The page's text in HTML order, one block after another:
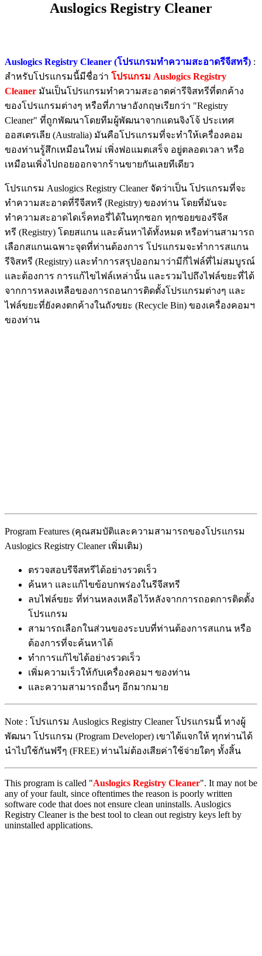
Auslogics Registry Cleaner
Auslogics Registry Cleaner (โปรแกรมทำความสะอาดรีจีสทรี) :
สำหรับโปรแกรมนี้มีชื่อว่า โปรแกรม Auslogics Registry
Cleaner มันเป็นโปรแกรมทำความสะอาดค่ารีจิสทรีที่ตกค้าง
ของโปรแกรมต่างๆ หรือที่ภาษาอังกฤษเรียกว่า "Registry
Cleaner" ที่ถูกพัฒนาโดยทีมผู้พัฒนาจากแดนจิงโจ้ ประเทศ
ออสเตรเลีย (Australia) มันคือโปรแกรมที่จะทำให้เครื่องคอม
ของท่านรู้สึกเหมือนใหม่ เพิ่งฟอแมตเสร็จ อยู่ตลอดเวลา หรือ
เหมือนเพิ่งไปถอยออกจากร้านขายกันเลยทีเดียว
โปรแกรม Auslogics Registry Cleaner จัดว่าเป็น โปรแกรมที่จะ
ทำความสะอาดที่รีจีสทรี (Registry) ของท่าน โดยที่มันจะ
ทำความสะอาดไดเร็คทอรี่ได้ในทุกซอก ทุกซอยของรีจีส
ทรี (Registry) โดยสแกน และค้นหาได้ทั้งหมด หรือท่านสามารถ
เลือกสแกนเฉพาะจุดที่ท่านต้องการ โปรแกรมจะทำการสแกน
รีจิสทรี (Registry) และทำการสรุปออกมาว่ามีกี่ไฟล์ที่ไม่สมบูรณ์
และต้องการ การแก้ไขไฟล์เหล่านั้น และรวมไปถึงไฟล์ขยะที่ได้
จากการหลงเหลือของการถอนการติดตั้งโปรแกรมต่างๆ และ
ไฟล์ขยะที่ยังคงตกค้างในถังขยะ (Recycle Bin) ของเครื่องคอมฯ
ของท่าน
Program Features (คุณสมบัติและความสามารถของโปรแกรม
Auslogics Registry Cleaner เพิ่มเติม)
ตรวจสอบรีจีสทรีได้อย่างรวดเร็ว
ค้นหา และแก้ไขข้อบกพร่องในรีจีสทรี
ลบไฟล์ขยะ ที่ท่านหลงเหลือไว้หลังจากการถอดการติดตั้ง
โปรแกรม
สามารถเลือกในส่วนของระบบที่ท่านต้องการสแกน หรือ
ต้องการที่จะค้นหาได้
ทำการแก้ไขได้อย่างรวดเร็ว
เพิ่มความเร็วให้กับเครื่องคอมฯ ของท่าน
และความสามารถอื่นๆ อีกมากมาย
Note : โปรแกรม Auslogics Registry Cleaner โปรแกรมนี้ ทางผู้
พัฒนา โปรแกรม (Program Developer) เขาได้แจกให้ ทุกท่านได้
นำไปใช้กันฟรีๆ (FREE) ท่านไม่ต้องเสียค่าใช้จ่ายใดๆ ทั้งสิ้น
This program is called "Auslogics Registry Cleaner". It may not be
any of your fault, since oftentimes the reason is poorly written
software code that does not ensure clean uninstalls. Auslogics
Registry Cleaner is the best tool to clean out registry keys left by
uninstalled applications.